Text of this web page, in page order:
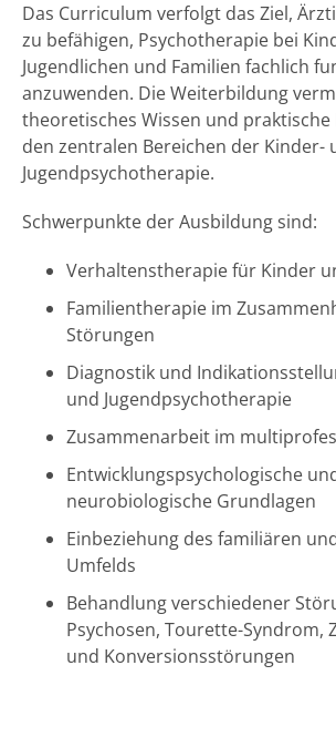
Das Curriculum verfolgt das Ziel,
zu befähigen, Psychotherapie bei
Jugendlichen und Familien fachlich
anzuwenden. Die Weiterbildung
theoretisches Wissen und
den zentralen Bereichen der Kinder-
Jugendpsychotherapie.
Schwerpunkte der Ausbildung sind:
Verhaltenstherapie für Kinder
Familientherapie im
Störungen
Diagnostik und
und Jugendpsychotherapie
Zusammenarbeit im
Entwicklungspsychologische
neurobiologische Grundlagen
Einbeziehung des familiären
Umfelds
Behandlung verschiedener
Psychosen, Tourette-Syndrom,
und Konversionsstörungen